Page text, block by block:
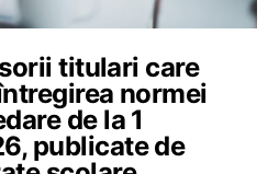
titulari care
normei
de la 1
publicate de